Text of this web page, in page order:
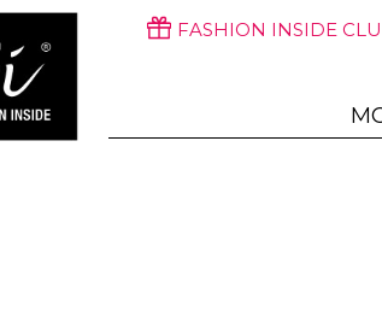
FASHION INSIDE